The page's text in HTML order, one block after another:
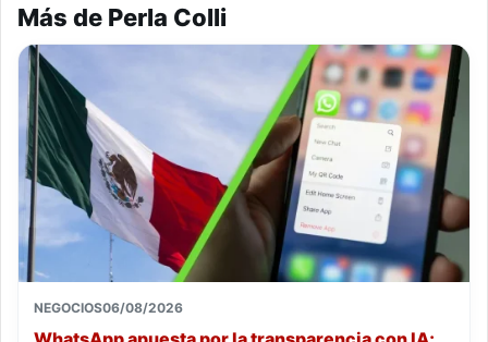
Más de Perla Colli
NEGOCIOS06/08/2026